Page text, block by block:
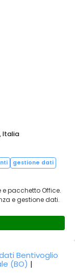
Italia
gestione dati
pacchetto Office.
e gestione dati.
Bentivoglio
(BO) |